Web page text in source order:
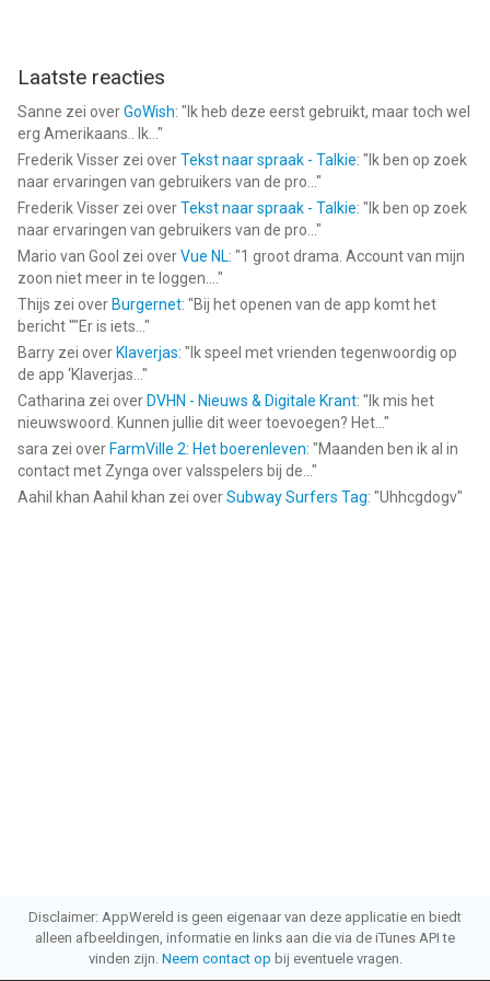
Laatste reacties
Sanne zei overGoWish: " Ik heb deze eerst gebruikt, maar toch wel
erg Amerikaans.. Ik... "
Frederik Visser zei overTekst naar spraak - Talkie: " Ik ben op zoek
naar ervaringen van gebruikers van de pro... "
Frederik Visser zei overTekst naar spraak - Talkie: " Ik ben op zoek
naar ervaringen van gebruikers van de pro... "
Mario van Gool zei overVue NL: "1 groot drama. Account van mijn
zoon niet meer in te loggen.... "
Thijs zei over Burgernet: "Bij het openen van de app komt het
bericht ""Er is iets... "
Barry zei over Klaverjas: " Ik speel met vrienden tegenwoordig op
de app ‘Klaverjas... "
Catharina zei over DVHN - Nieuws & Digitale Krant: " Ik mis het
nieuwswoord. Kunnen jullie dit weer toevoegen? Het... "
sara zei over FarmVille 2: Het boerenleven: "Maanden ben ik al in
contact met Zynga over valsspelers bij de... "
Aahil khan Aahil khan zei overSubway Surfers Tag: "Uhhcgdogv"
Disclaimer: AppWereld is geen eigenaar van deze applicatie en biedt
alleen afbeeldingen, informatie en links aan die via de iTunes API te
vinden zijn. Neem contact op bij eventuele vragen.